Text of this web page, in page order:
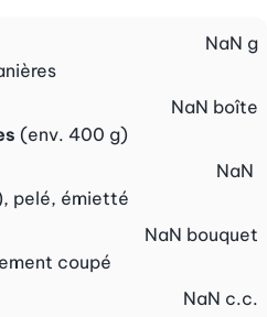
NaN g
(env. 400 g)
NaN boîte
pelé, émietté
NaN
coupé
NaN bouquet
NaN c.c.